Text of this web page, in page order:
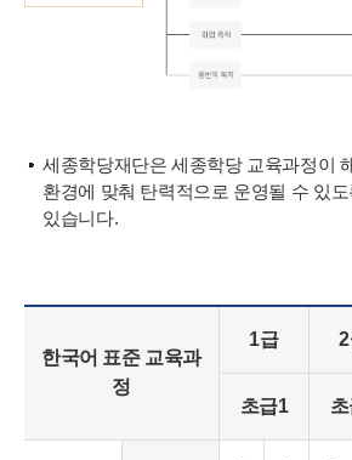
세종학당재단은 세종학당 교육과정이
환경에 맞춰 탄력적으로 운영될 수 있
있습니다.
한국어 표준 교육과
정
1급
초급1